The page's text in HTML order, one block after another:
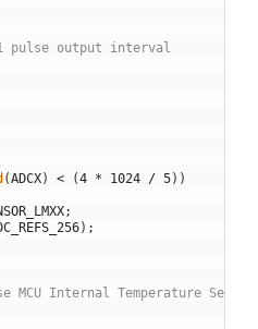
pulse output interval
(ADCX) < (4 * 1024 / 5) )
;
) ;
MCU Internal Temperature Sensor